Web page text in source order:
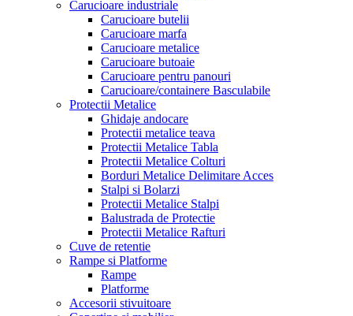
Carucioare industriale
Carucioare butelii
Carucioare marfa
Carucioare metalice
Carucioare butoaie
Carucioare pentru panouri
Carucioare/containere Basculabile
Protectii Metalice
Ghidaje andocare
Protectii metalice teava
Protectii Metalice Tabla
Protectii Metalice Colturi
Borduri Metalice Delimitare Acces
Stalpi si Bolarzi
Protectii Metalice Stalpi
Balustrada de Protectie
Protectii Metalice Rafturi
Cuve de retentie
Rampe si Platforme
Rampe
Platforme
Accesorii stivuitoare